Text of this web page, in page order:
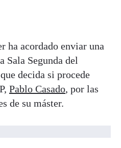
ha acordado enviar una
Sala Segunda del
decida si procede
Pablo Casado, por las
de su máster.